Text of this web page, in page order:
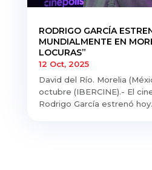
RODRIGO GARCÍA
MUNDIALMENTE EN
LOCURAS”
12 Oct, 2025
David del Río. Morelia
octubre (IBERCINE).- El
Rodrigo García estrenó